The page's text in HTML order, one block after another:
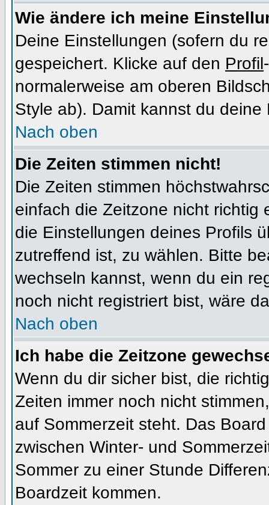
Wie ändere ich meine
Deine Einstellungen (sofern du
gespeichert. Klicke auf den Profil
normalerweise am oberen
Style ab). Damit kannst du
Nach oben
Die Zeiten stimmen nicht!
Die Zeiten stimmen
einfach die Zeitzone nicht richtig
die Einstellungen deines Profils
zutreffend ist, zu wählen. Bitte
wechseln kannst, wenn du ein
noch nicht registriert bist, wäre
Nach oben
Ich habe die Zeitzone
Wenn du dir sicher bist, die
Zeiten immer noch nicht
auf Sommerzeit steht. Das
zwischen Winter- und
Sommer zu einer Stunde
Boardzeit kommen.